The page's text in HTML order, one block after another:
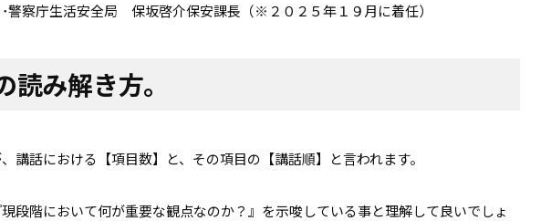
警察庁生活安全局 保坂啓介保安課長（※２０２５年１９月に着任）
読み解き方。
講話における【項目数】と、その項目の【講話順】と言われます。
段階において何が重要な観点なのか？』を示唆している事と理解して良いでしょ